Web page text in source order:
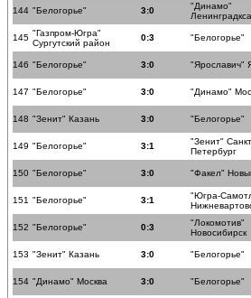
144 "Белогорье" 3:0
"Динамо"
145 "Газпром-Югра"
Сургутский район
0:3 "Белогорье"
146 "Белогорье" 3:0 "Ярославич"
147 "Белогорье" 3:0 "Динамо"
148 "Зенит" Казань 3:0 "Белогорье"
149 "Белогорье" 3:1
"Зенит"
Петербург
150 "Белогорье" 3:0 "Факел"
151 "Белогорье" 3:1
"Югра-
152 "Белогорье" 0:3
"Локомотив"
Новосибирск
153 "Зенит" Казань 3:0 "Белогорье"
154 "Динамо" Москва 3:0 "Белогорье"